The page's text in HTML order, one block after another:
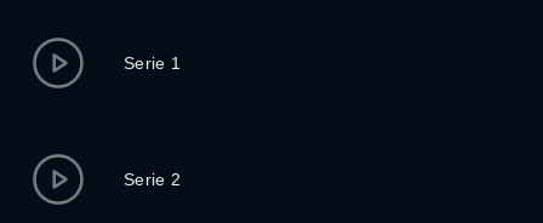
Serie 1
Serie 2